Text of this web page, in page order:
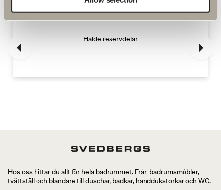
Halde reservdelar
Hos oss hittar du allt för hela badrummet. Från badrumsmöbler,
tvättställ och blandare till duschar, badkar, handdukstorkar och WC.